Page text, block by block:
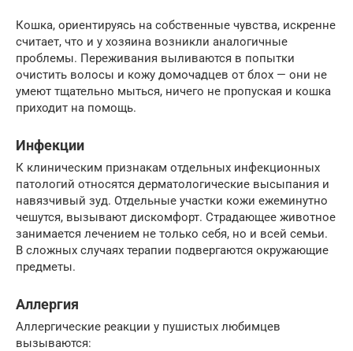
Кошка, ориентируясь на собственные чувства, искренне
считает, что и у хозяина возникли аналогичные
проблемы. Переживания выливаются в попытки
очистить волосы и кожу домочадцев от блох — они не
умеют тщательно мыться, ничего не пропуская и кошка
приходит на помощь.
Инфекции
К клиническим признакам отдельных инфекционных
патологий относятся дерматологические высыпания и
навязчивый зуд. Отдельные участки кожи ежеминутно
чешутся, вызывают дискомфорт. Страдающее животное
занимается лечением не только себя, но и всей семьи.
В сложных случаях терапии подвергаются окружающие
предметы.
Аллергия
Аллергические реакции у пушистых любимцев
вызываются: